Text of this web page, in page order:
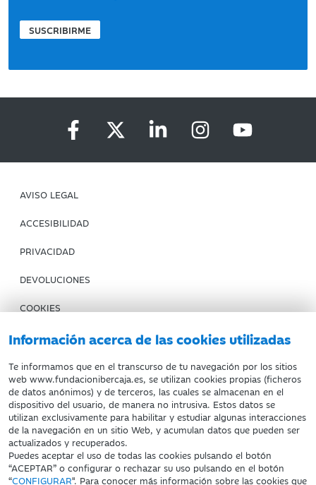
Información acerca de las cookies utilizadas
Te informamos que en el transcurso de tu navegación por los sitios
web www.fundacionibercaja.es, se utilizan cookies propias (ficheros
de datos anónimos) y de terceros, las cuales se almacenan en el
dispositivo del usuario, de manera no intrusiva. Estos datos se
utilizan exclusivamente para habilitar y estudiar algunas interacciones
de la navegación en un sitio Web, y acumulan datos que pueden ser
actualizados y recuperados.
Puedes aceptar el uso de todas las cookies pulsando el botón
“ACEPTAR” o configurar o rechazar su uso pulsando en el botón
“CONFIGURAR". Para conocer más información sobre las cookies que
SUSCRIBIRME
AVISO LEGAL
ACCESIBILIDAD
PRIVACIDAD
DEVOLUCIONES
COOKIES
CONDICIONES DE COMPRA
IBERCAJA BANCO
Fundación Bancaria Ibercaja. C.I.F. G-50000652.
Inscrita en el Registro de Fundaciones del Mº de Educación,
Cultura y Deporte con el nº 1689.
Domicilio social: Joaquín Costa, 13. 50001 Zaragoza.